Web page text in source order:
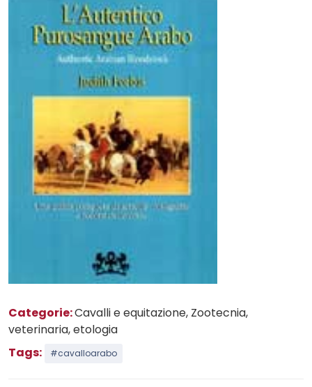
Categorie:Cavalli e equitazione, Zootecnia,
veterinaria, etologia
Tags:
#cavalloarabo